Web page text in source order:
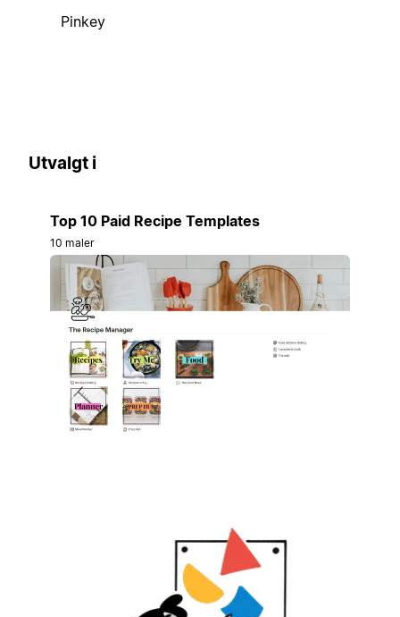
Pinkey
Utvalgt i
Top 10 Paid Recipe Templates
10 maler